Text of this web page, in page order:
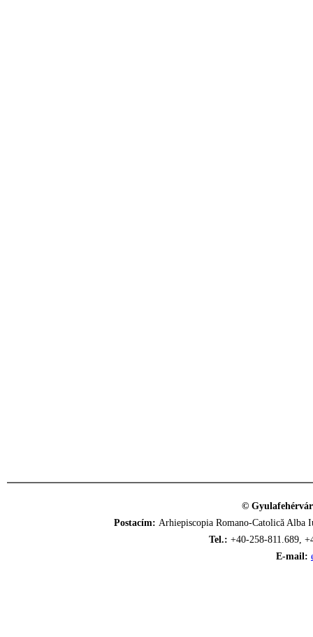
©
Postacím: Arhiepiscopia Romano-Catolică
Tel.: +40-258-811.689,
E-mail: